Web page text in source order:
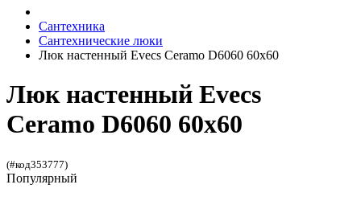
Сантехника
Сантехнические люки
Люк настенный Evecs Ceramo D6060 60x60
Люк настенный Evecs
Ceramo D6060 60x60
(#код353777)
Популярный